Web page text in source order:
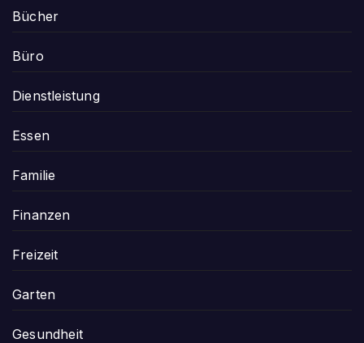
Bücher
Büro
Dienstleistung
Essen
Familie
Finanzen
Freizeit
Garten
Gesundheit